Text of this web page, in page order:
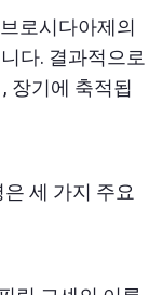
로시다아제의
다. 결과적으로
장기에 축적됩
세 가지 주요